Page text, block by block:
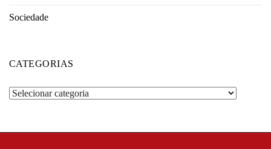
Sociedade
CATEGORIAS
Categorias